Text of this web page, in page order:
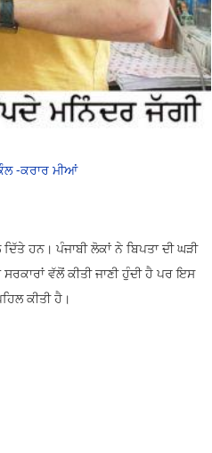
-ਕਰਾਰ ਮੀਆਂ
ਹਨ। ਪੰਜਾਬੀ ਲੋਕਾਂ ਨੇ ਬਿਪਤਾ ਦੀ ਘੜੀ
ਵੱਲੋਂ ਕੀਤੀ ਜਾਣੀ ਹੁੰਦੀ ਹੈ ਪਰ ਇਸ
ਕੀਤੀ ਹੈ।